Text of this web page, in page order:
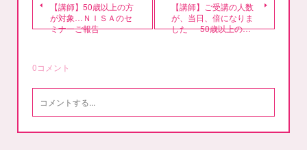
【講師】50歳以上の方
が対象…ＮＩＳＡのセ
ミナーご報告
【講師】ご受講の人数
が、当日、倍になりま
した･･･50歳以上の…
0コメント